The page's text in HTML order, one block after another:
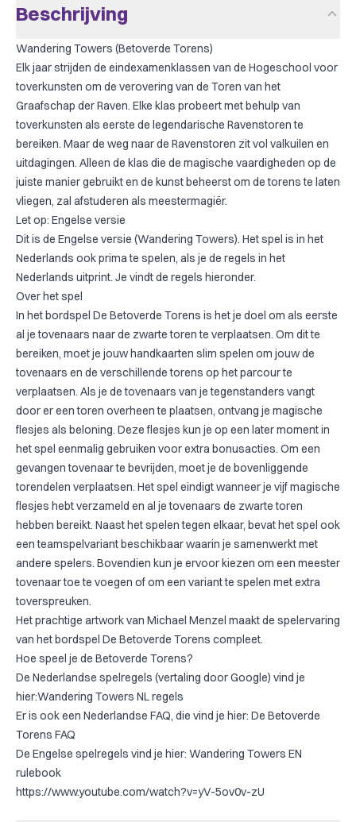
Beschrijving
Wandering Towers (Betoverde Torens)
Elk jaar strijden de eindexamenklassen van de Hogeschool voor
toverkunsten om de verovering van de Toren van het
Graafschap der Raven. Elke klas probeert met behulp van
toverkunsten als eerste de legendarische Ravenstoren te
bereiken. Maar de weg naar de Ravenstoren zit vol valkuilen en
uitdagingen. Alleen de klas die de magische vaardigheden op de
juiste manier gebruikt en de kunst beheerst om de torens te laten
vliegen, zal afstuderen als meestermagiër.
Let op: Engelse versie
Dit is de Engelse versie (Wandering Towers). Het spel is in het
Nederlands ook prima te spelen, als je de regels in het
Nederlands uitprint. Je vindt de regels hieronder.
Over het spel
In het bordspel De Betoverde Torens is het je doel om als eerste
al je tovenaars naar de zwarte toren te verplaatsen. Om dit te
bereiken, moet je jouw handkaarten slim spelen om jouw de
tovenaars en de verschillende torens op het parcour te
verplaatsen. Als je de tovenaars van je tegenstanders vangt
door er een toren overheen te plaatsen, ontvang je magische
flesjes als beloning. Deze flesjes kun je op een later moment in
het spel eenmalig gebruiken voor extra bonusacties. Om een
gevangen tovenaar te bevrijden, moet je de bovenliggende
torendelen verplaatsen. Het spel eindigt wanneer je vijf magische
flesjes hebt verzameld en al je tovenaars de zwarte toren
hebben bereikt. Naast het spelen tegen elkaar, bevat het spel ook
een teamspelvariant beschikbaar waarin je samenwerkt met
andere spelers. Bovendien kun je ervoor kiezen om een meester
tovenaar toe te voegen of om een variant te spelen met extra
toverspreuken.
Het prachtige artwork van Michael Menzel maakt de spelervaring
van het bordspel De Betoverde Torens compleet.
Hoe speel je de Betoverde Torens?
De Nederlandse spelregels (vertaling door Google) vind je
hier:Wandering Towers NL regels
Er is ook een Nederlandse FAQ, die vind je hier: De Betoverde
Torens FAQ
De Engelse spelregels vind je hier: Wandering Towers EN
rulebook
https://www.youtube.com/watch?v=yV-5ov0v-zU